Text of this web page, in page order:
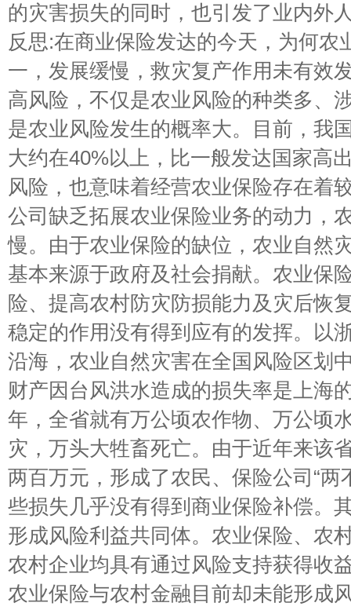
的灾害损失的同时，也引发了业内外
反思:在商业保险发达的今天，为何农
一，发展缓慢，救灾复产作用未有效
高风险，不仅是农业风险的种类多、
是农业风险发生的概率大。目前，我
大约在40%以上，比一般发达国家高
风险，也意味着经营农业保险存在着
公司缺乏拓展农业保险业务的动力，
慢。由于农业保险的缺位，农业自然
基本来源于政府及社会捐献。农业保
险、提高农村防灾防损能力及灾后恢
稳定的作用没有得到应有的发挥。以
沿海，农业自然灾害在全国风险区划
财产因台风洪水造成的损失率是上海
年，全省就有万公顷农作物、万公顷
灾，万头大牲畜死亡。由于近年来该
两百万元，形成了农民、保险公司“两
些损失几乎没有得到商业保险补偿。
形成风险利益共同体。农业保险、农
农村企业均具有通过风险支持获得收
农业保险与农村金融目前却未能形成